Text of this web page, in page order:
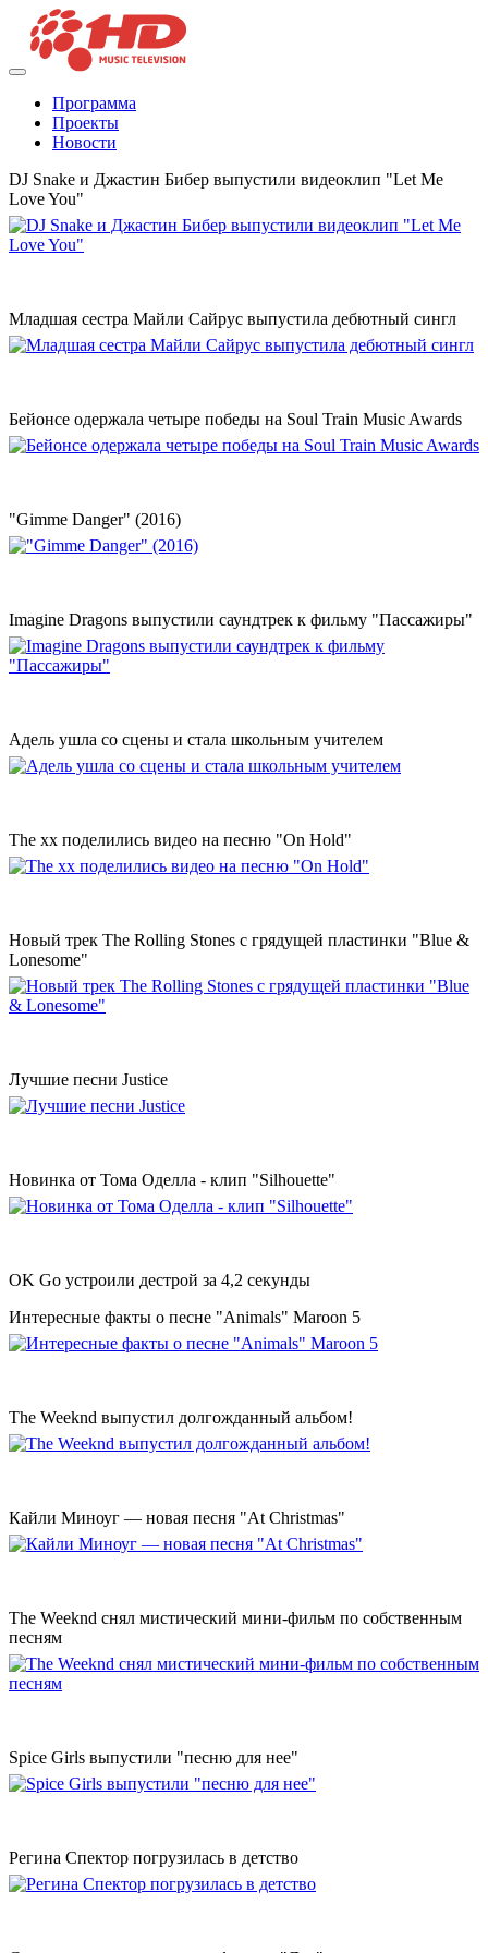
Программа
Проекты
Новости
DJ Snake и Джастин Бибер выпустили видеоклип "Let Me
Love You"
Младшая сестра Майли Сайрус выпустила дебютный сингл
Бейонсе одержала четыре победы на Soul Train Music Awards
"Gimme Danger" (2016)
Imagine Dragons выпустили саундтрек к фильму "Пассажиры"
Адель ушла со сцены и стала школьным учителем
The xx поделились видео на песню "On Hold"
Новый трек The Rolling Stones с грядущей пластинки "Blue &
Lonesome"
Лучшие песни Justice
Новинка от Тома Оделла - клип "Silhouette"
OK Go устроили дестрой за 4,2 секунды
Интересные факты о песне "Animals" Maroon 5
The Weeknd выпустил долгожданный альбом!
Кайли Миноуг — новая песня "At Christmas"
The Weeknd снял мистический мини-фильм по собственным
песням
Spice Girls выпустили "песню для нее"
Регина Спектор погрузилась в детство